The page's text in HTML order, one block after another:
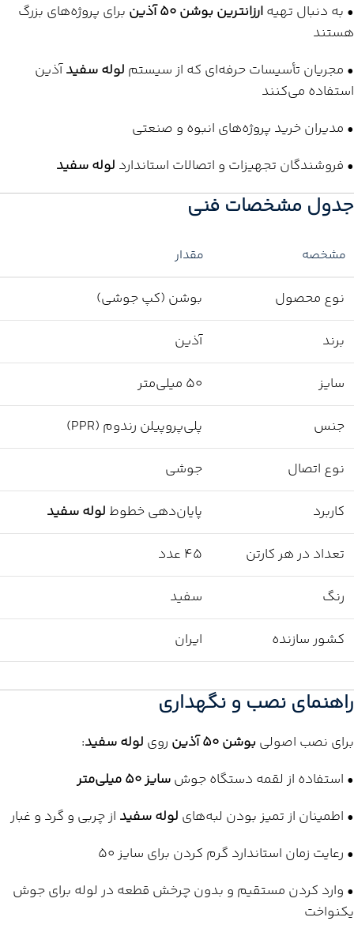
• به دنبال تهیهارزانترین بوشن 50 آذین
برای پروژه‌های بزرگ
هستند
• مجریان تأسیسات حرفه‌ای که از سیستم لوله سفیدآذین
استفاده می‌کنند
• مدیران خرید پروژه‌های انبوه و صنعتی
• فروشندگان تجهیزات و اتصالات استاندارد لوله سفید
جدول مشخصات فنی
مشخصه مقدار
نوع محصول بوشن (کپ جوشی)
برند آذین
سایز 50 میلی‌متر
جنس پلی‌پروپیلن رندوم (PPR)
نوع اتصال جوشی
کاربرد پایان‌دهی خطوط لوله سفید
تعداد در هر کارتن 45 عدد
رنگ سفید
کشور سازنده ایران
راهنمای نصب و نگهداری
برای نصب اصولی بوشن 50 آذین روی لوله سفید:
• استفاده از لقمه دستگاه جوشسایز 50 میلی‌متر
• اطمینان از تمیز بودن لبه‌های لوله سفید از چربی و گرد و غبار
• رعایت زمان استاندارد گرم کردن برای سایز 50
• وارد کردن مستقیم و بدون چرخش قطعه در لوله برای جوش
یکنواخت